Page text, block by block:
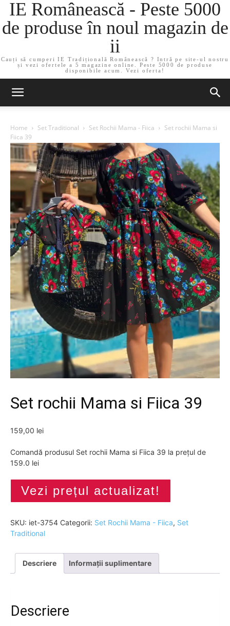
IE Românească - Peste 5000
de produse în noul magazin de
ii
Cauți să cumperi IE Tradițională Românească ? Intră pe site-ul nostru
și vezi ofertele a 5 magazine online. Peste 5000 de produse
disponibile acum. Vezi oferta!
Home Set Traditional Set Rochii Mama - Fiica
Set rochii Mama si
Fiica 39
Set rochii Mama si Fiica 39
159,00 lei
Comandă produsul Set rochii Mama si Fiica 39 la prețul de
159.0 lei
Vezi prețul actualizat!
SKU: iet-3754 Categorii: Set Rochii Mama - Fiica, Set
Traditional
Descriere Informații suplimentare
Descriere